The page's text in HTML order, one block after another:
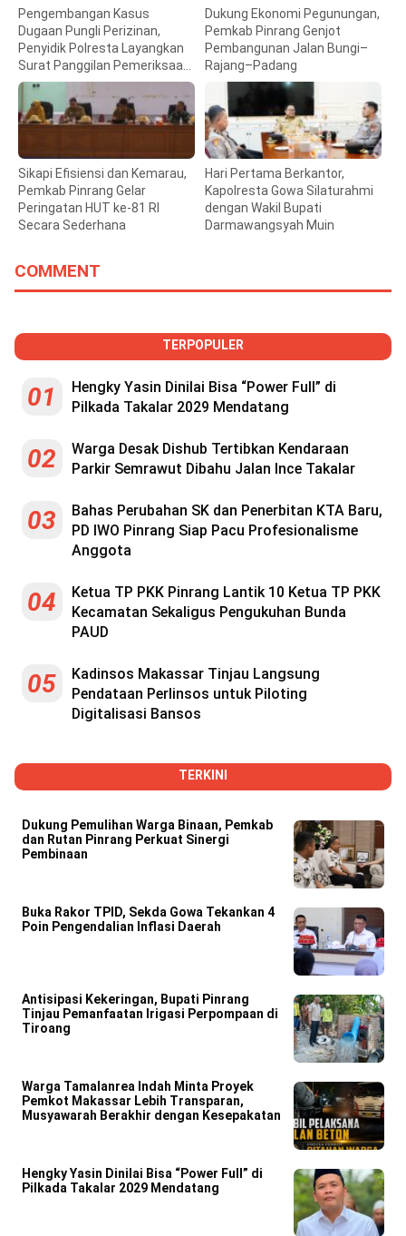
Pengembangan Kasus
Dugaan Pungli Perizinan,
Penyidik Polresta Layangkan
Surat Panggilan Pemeriksaan
Bupati Gowa
Dukung Ekonomi Pegunungan,
Pemkab Pinrang Genjot
Pembangunan Jalan Bungi–
Rajang–Padang
Sikapi Efisiensi dan Kemarau,
Pemkab Pinrang Gelar
Peringatan HUT ke-81 RI
Secara Sederhana
Hari Pertama Berkantor,
Kapolresta Gowa Silaturahmi
dengan Wakil Bupati
Darmawangsyah Muin
COMMENT
TERPOPULER
01
Hengky Yasin Dinilai Bisa “Power Full” di
Pilkada Takalar 2029 Mendatang
02
Warga Desak Dishub Tertibkan Kendaraan
Parkir Semrawut Dibahu Jalan Ince Takalar
03
Bahas Perubahan SK dan Penerbitan KTA Baru,
PD IWO Pinrang Siap Pacu Profesionalisme
Anggota
04
Ketua TP PKK Pinrang Lantik 10 Ketua TP PKK
Kecamatan Sekaligus Pengukuhan Bunda
PAUD
05
Kadinsos Makassar Tinjau Langsung
Pendataan Perlinsos untuk Piloting
Digitalisasi Bansos
TERKINI
Dukung Pemulihan Warga Binaan, Pemkab
dan Rutan Pinrang Perkuat Sinergi
Pembinaan
Buka Rakor TPID, Sekda Gowa Tekankan 4
Poin Pengendalian Inflasi Daerah
Antisipasi Kekeringan, Bupati Pinrang
Tinjau Pemanfaatan Irigasi Perpompaan di
Tiroang
Warga Tamalanrea Indah Minta Proyek
Pemkot Makassar Lebih Transparan,
Musyawarah Berakhir dengan Kesepakatan
Hengky Yasin Dinilai Bisa “Power Full” di
Pilkada Takalar 2029 Mendatang